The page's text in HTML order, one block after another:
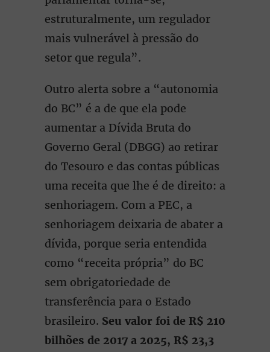
estruturalmente, um regulador
mais vulnerável à pressão do
setor que regula”.
Outro alerta sobre a “autonomia
do BC” é a de que ela pode
aumentar a Dívida Bruta do
Governo Geral (DBGG) ao retirar
do Tesouro e das contas públicas
uma receita que lhe é de direito: a
senhoriagem. Com a PEC, a
senhoriagem deixaria de abater a
dívida, porque seria entendida
como “receita própria” do BC
sem obrigatoriedade de
transferência para o Estado
brasileiro. Seu valor foi de R$ 210
bilhões de 2017 a 2025, R$ 23,3